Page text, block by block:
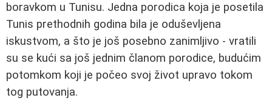
boravkom u Tunisu. Jedna porodica koja je posetila
Tunis prethodnih godina bila je oduševljena
iskustvom, a što je još posebno zanimljivo - vratili
su se kući sa još jednim članom porodice, budućim
potomkom koji je počeo svoj život upravo tokom
tog putovanja.